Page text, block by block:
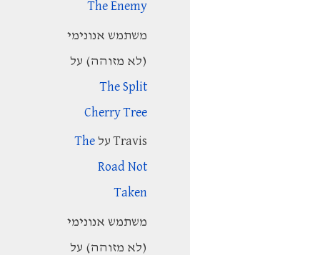
The Enemy
משתמש אנונימי
(לא מזוהה) על
The Split
Cherry Tree
Travisעל The
Road Not
Taken
משתמש אנונימי
(לא מזוהה) על